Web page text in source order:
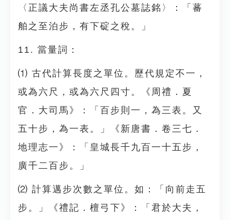
〈正議大夫尚書左丞孔公墓誌銘〉：「蕃
舶之至泊步，有下碇之稅。」
11. 當量詞：
⑴ 古代計算長度之單位。歷代規定不一，
或為六尺，或為六尺四寸。《周禮．夏
官．大司馬》：「百步則一，為三表。又
五十步，為一表。」《新唐書．卷三七．
地理志一》：「皇城長千九百一十五步，
廣千二百步。」
⑵ 計算邁步次數之單位。如：「向前走五
步。」《禮記．檀弓下》：「君於大夫，